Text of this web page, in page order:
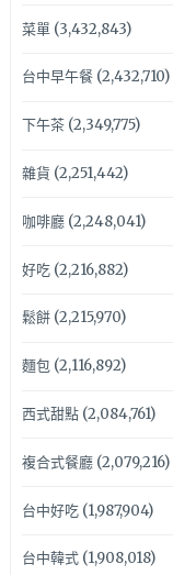
菜單(3,432,843)
台中早午餐(2,432,710)
下午茶(2,349,775)
雜貨 (2,251,442)
咖啡廳(2,248,041)
好吃(2,216,882)
鬆餅(2,215,970)
麵包(2,116,892)
西式甜點(2,084,761)
複合式餐廳(2,079,216)
台中好吃(1,987,904)
台中韓式(1,908,018)